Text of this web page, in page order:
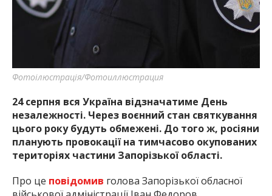
найважливішу інформацію про події
міста Запоріжжя та області.
Фотоілюстрація/Фотоиллюстрация
24 серпня вся Україна відзначатиме День
незалежності. Через воєнний стан святкування
цього року будуть обмежені. До того ж, росіяни
планують провокації на тимчасово окупованих
територіях частини Запорізької області.
Про це повідомив голова Запорізької обласної